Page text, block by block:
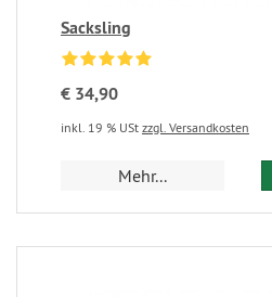
Sacksling
€ 34,90
inkl. 19 % USt zzgl. Versandkosten
Mehr...